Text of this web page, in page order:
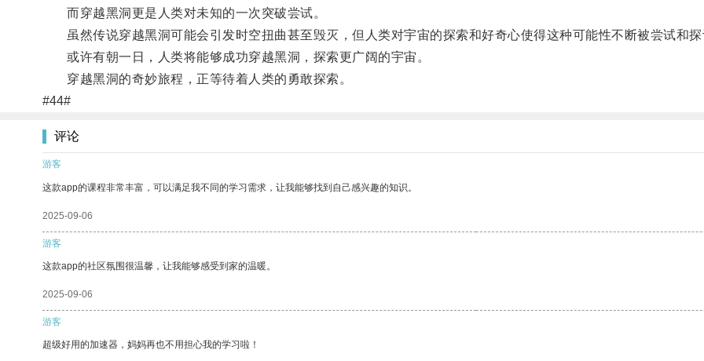
而穿越黑洞更是人类对未知的一次突破尝试。
虽然传说穿越黑洞可能会引发时空扭曲甚至毁灭，但人类对宇宙的探索和好奇心使得这种可能性不断被尝试和探
或许有朝一日，人类将能够成功穿越黑洞，探索更广阔的宇宙。
穿越黑洞的奇妙旅程，正等待着人类的勇敢探索。
#44#
评论
游客
这款app的课程非常丰富，可以满足我不同的学习需求，让我能够找到自己感兴趣的知识。
2025-09-06
游客
这款app的社区氛围很温馨，让我能够感受到家的温暖。
2025-09-06
游客
超级好用的加速器，妈妈再也不用担心我的学习啦！